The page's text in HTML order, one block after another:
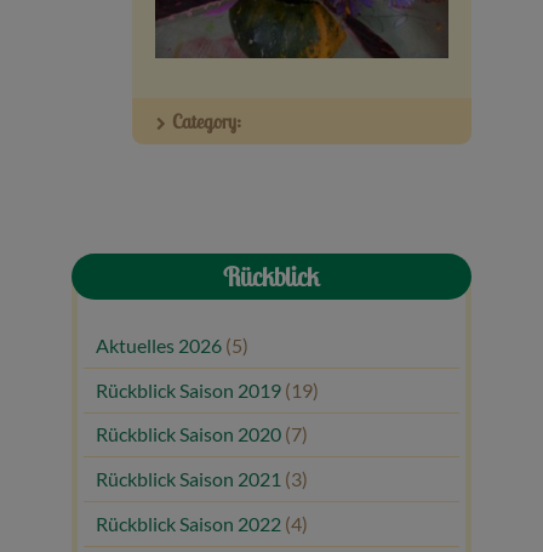
Veranstaltungen
Baumpaten
Category:
Rückblick
Aktuelles 2026 (5)
Rückblick Saison 2019 (19)
Rückblick Saison 2020 (7)
Rückblick Saison 2021 (3)
Rückblick Saison 2022 (4)